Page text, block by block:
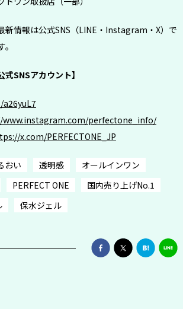
新情報は公式SNS（LINE・Instagram・X）で
式SNSアカウント】
perfectone_info/
x.com/PERFECTONE_JP
おい 透明感
オールインワン
PERFECT ONE
国内売り上げNo.1
保水ジェル